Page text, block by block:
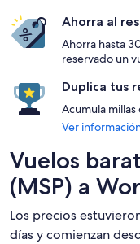
Ahorra al
Ahorra hasta
reservado un
Duplica tus
Acumula
Ver
Vuelos
(MSP) a
Los precios
días y comienzan